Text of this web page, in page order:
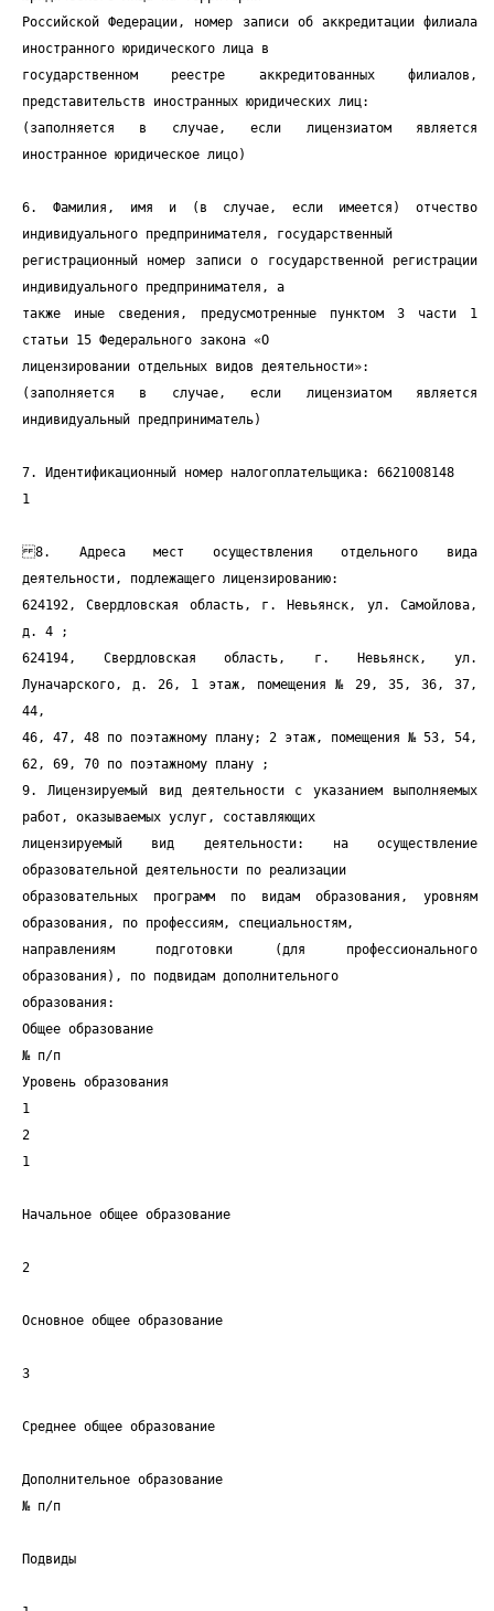
Российской Федерации, номер записи об аккредитации филиала
иностранного юридического лица в
государственном реестре аккредитованных филиалов,
представительств иностранных юридических лиц:
(заполняется в случае, если лицензиатом является
иностранное юридическое лицо)
6. Фамилия, имя и (в случае, если имеется) отчество
индивидуального предпринимателя, государственный
регистрационный номер записи о государственной регистрации
индивидуального предпринимателя, а
также иные сведения, предусмотренные пунктом 3 части 1
статьи 15 Федерального закона «О
лицензировании отдельных видов деятельности»:
(заполняется в случае, если лицензиатом является
индивидуальный предприниматель)
7. Идентификационный номер налогоплательщика: 6621008148
1
8. Адреса мест осуществления отдельного вида
деятельности, подлежащего лицензированию:
624192, Свердловская область, г. Невьянск, ул. Самойлова,
д. 4 ;
624194, Свердловская область, г. Невьянск, ул.
Луначарского, д. 26, 1 этаж, помещения № 29, 35, 36, 37,
44,
46, 47, 48 по поэтажному плану; 2 этаж, помещения № 53, 54,
62, 69, 70 по поэтажному плану ;
9. Лицензируемый вид деятельности с указанием выполняемых
работ, оказываемых услуг, составляющих
лицензируемый вид деятельности: на осуществление
образовательной деятельности по реализации
образовательных программ по видам образования, уровням
образования, по профессиям, специальностям,
направлениям подготовки (для профессионального
образования), по подвидам дополнительного
образования:
Общее образование
№ п/п
Уровень образования
1
2
1
Начальное общее образование
2
Основное общее образование
3
Среднее общее образование
Дополнительное образование
№ п/п
Подвиды